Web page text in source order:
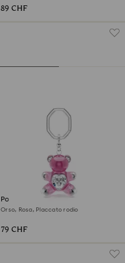
89 CHF
Portachiavi Teddy
Orso, Rosa, Placcato rodio
79 CHF